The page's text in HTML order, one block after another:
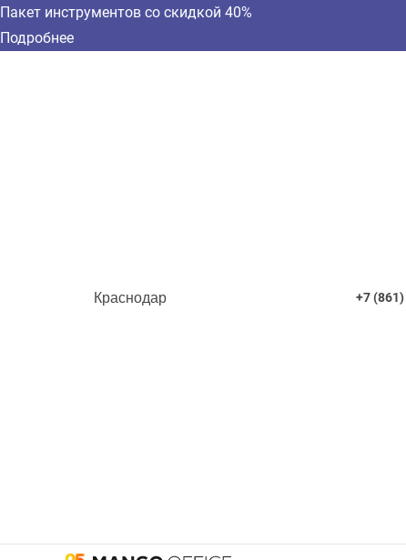
Пакет инструментов со скидкой 40%
Подробнее
Краснодар +7 (861)